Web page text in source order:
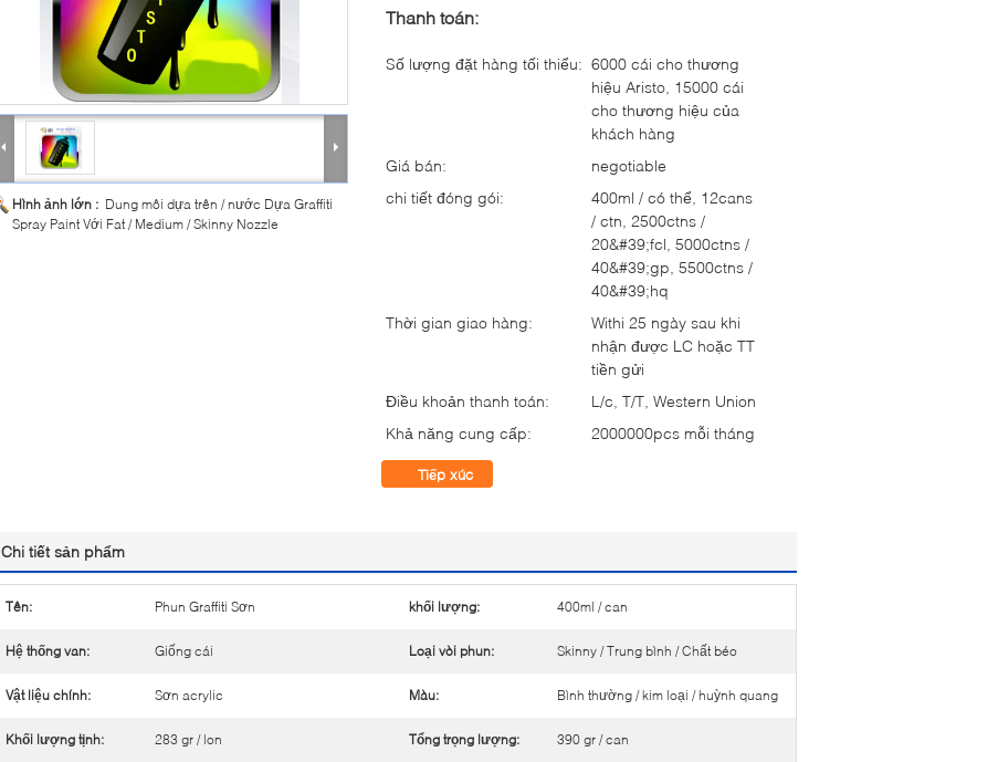
Hình ảnh lớn : Dung môi dựa trên / nước Dựa Graffiti
Spray Paint Với ​​Fat / Medium / Skinny Nozzle
Thanh toán:
Số lượng đặt hàng tối thiểu: 6000 cái cho thương
hiệu Aristo, 15000 cái
cho thương hiệu của
khách hàng
Giá bán:
negotiable
chi tiết đóng gói:
400ml / có thể, 12cans
/ ctn, 2500ctns /
20&#39;fcl, 5000ctns /
40&#39;gp, 5500ctns /
40&#39;hq
Thời gian giao hàng:
Withi 25 ngày sau khi
nhận được LC hoặc TT
tiền gửi
Điều khoản thanh toán:
L/c, T/T, Western Union
Khả năng cung cấp:
2000000pcs mỗi tháng
Tiếp xúc
Chi tiết sản phẩm
Tên: Phun Graffiti Sơn khối lượng: 400ml / can
Hệ thống van: Giống cái Loại vòi phun: Skinny / Trung bình / Chất béo
Vật liệu chính: Sơn acrylic Màu: Bình thường / kim loại / huỳnh quang
Khối lượng tịnh: 283 gr / lon Tổng trọng lượng: 390 gr / can